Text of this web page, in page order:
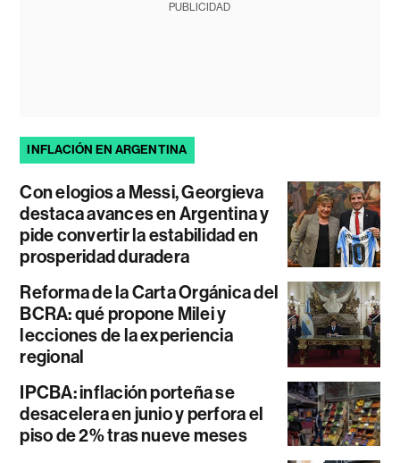
PUBLICIDAD
INFLACIÓN EN ARGENTINA
Con elogios a Messi, Georgieva
destaca avances en Argentina y
pide convertir la estabilidad en
prosperidad duradera
Reforma de la Carta Orgánica del
BCRA: qué propone Milei y
lecciones de la experiencia
regional
IPCBA: inflación porteña se
desacelera en junio y perfora el
piso de 2% tras nueve meses